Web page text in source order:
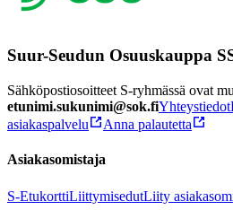
Suur-Seudun Osuuskauppa
Sähköpostiosoitteet S-ryhmässä ovat
etunimi.sukunimi@sok.fiYhteystiedot
asiakaspalvelu
Anna palautetta
Asiakasomistaja
S-EtukorttiLiittymisedutLiity